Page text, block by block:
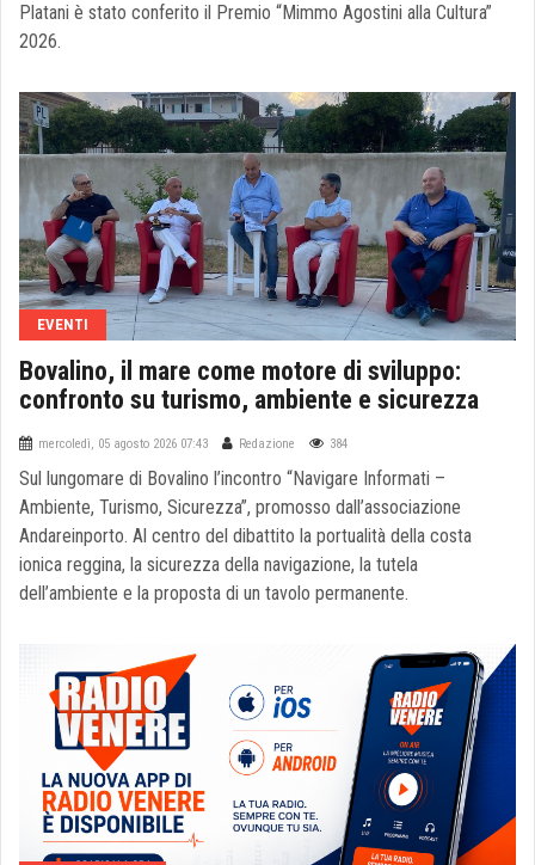
Platani è stato conferito il Premio “Mimmo Agostini alla Cultura”
2026.
EVENTI
Bovalino, il mare come motore di sviluppo:
confronto su turismo, ambiente e sicurezza
mercoledì, 05 agosto 2026 07:43 Redazione 384
Sul lungomare di Bovalino l’incontro “Navigare Informati –
Ambiente, Turismo, Sicurezza”, promosso dall’associazione
Andareinporto. Al centro del dibattito la portualità della costa
ionica reggina, la sicurezza della navigazione, la tutela
dell’ambiente e la proposta di un tavolo permanente.